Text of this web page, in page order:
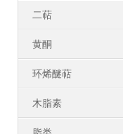
二萜
黄酮
环烯醚萜
木脂素